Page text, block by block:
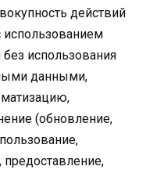
действий
использования
данными,
(обновление,
предоставление,